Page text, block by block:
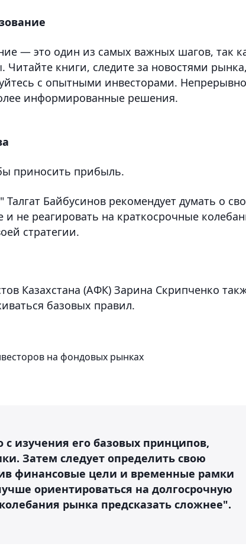
— это один из самых важных шагов, так
книги, следите за новостями
с опытными инвесторами.
информированные решения.
приносить прибыль.
Байбусинов рекомендует думать о
не реагировать на краткосрочные
стратегии.
Казахстана (АФК) Зарина Скрипченко
базовых правил.
на фондовых рынках
изучения его базовых принципов,
Затем следует определить свою
финансовые цели и временные рамки
ориентироваться на долгосрочную
рынка предсказать сложнее".